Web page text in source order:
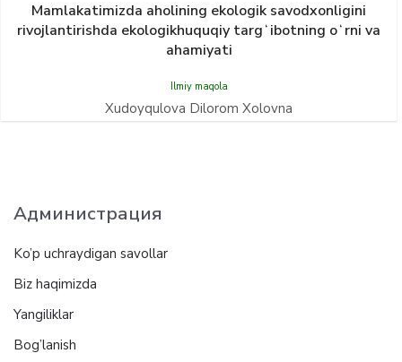
Mamlakatimizda aholining ekologik savodxonligini
rivojlantirishda ekologikhuquqiy targʻibotning oʻrni va
ahamiyati
Ilmiy maqola
Xudoyqulova Dilorom Xolovna
Администрация
Ko’p uchraydigan savollar
Biz haqimizda
Yangiliklar
Bog’lanish